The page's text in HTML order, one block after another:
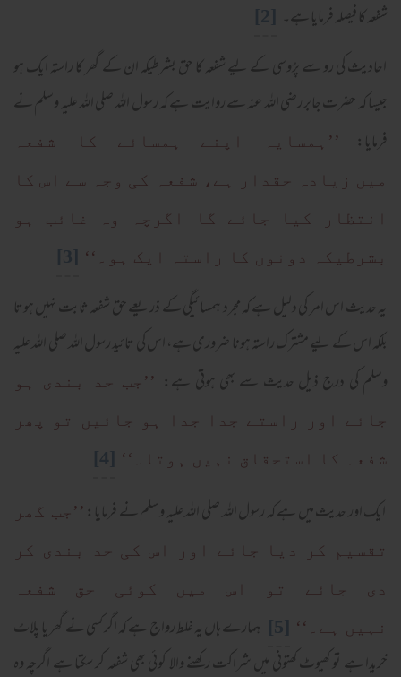
شفعہ کا فیصلہ فرمایا ہے۔ [2]
احادیث کی رو سے پڑوسی کے لیے شفعہ کا حق بشرطیکہ ان کے گھر کا راستہ ایک ہو
جیسا کہ حضرت جابر رضی اللہ عنہ سے روایت ہے کہ رسول اللہ صلی اللہ علیہ وسلم نے
فرمایا:
’’ہمسایہ اپنے ہمسائے کا شفعہ
میں زیادہ حقدار ہے، شفعہ کی وجہ سے اس کا
انتظار کیا جائے گا اگرچہ وہ غائب ہو
بشرطیکہ دونوں کا راستہ ایک ہو۔‘‘ [3]
یہ حدیث اس امر کی دلیل ہے کہ مجرد ہمسائیگی کے ذریعے حق شفعہ ثابت نہیں ہوتا
بلکہ اس کے لیے مشترک راستہ ہونا ضروری ہے، اس کی تائید رسول اللہ صلی اللہ علیہ
وسلم کی درج ذیل حدیث سے بھی ہوتی ہے:
’’جب حد بندی ہو
جائے اور راستے جدا جدا ہو جائیں تو پھر
شفعہ کا استحقاق نہیں ہوتا۔‘‘ [4]
ایک اور حدیث میں ہے کہ رسول اللہ صلی اللہ علیہ وسلم نے فرمایا: ’’جب گھر
تقسیم کر دیا جائے اور اس کی حد بندی کر
دی جائے تو اس میں کوئی حق شفعہ
نہیں ہے۔‘‘ [5] ہمارے ہاں یہ غلط رواج ہے کہ اگر کسی نے گھر یا پلاٹ
خریدا ہے تو کھیوٹ کھتونی میں شراکت رکھنے والا کوئی بھی شفعہ کر سکتا ہے اگرچہ وہ